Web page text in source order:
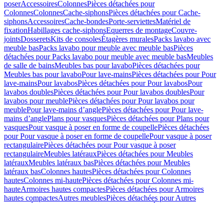
poserAccessoiresColonnesPièces détachées pour
ColonnesColonnesCache-siphonsPièces détachées pour Cache-
siphonsAccessoiresCache-bondesPorte-serviettesMatériel de
fixationHabillages cache-siphonsEquerres de montageCouvre-
jointsDosseretsKits de consolesÉtagères muralesPacks lavabo avec
meuble basPacks lavabo pour meuble avec meuble basPièces
détachées pour Packs lavabo pour meuble avec meuble basMeubles
de salle de bainsMeubles bas pour lavaboPièces détachées pour
Meubles bas pour lavaboPour lave-mainsPièces détachées pour Pour
lave-mainsPour lavabosPièces détachées pour Pour lavabosPour
lavabos doublesPièces détachées pour Pour lavabos doublesPour
lavabos pour meublePièces détachées pour Pour lavabos pour
meublePour lave-mains d’anglePièces détachées pour Pour lave-
mains d’anglePlans pour vasquesPièces détachées pour Plans pour
vasquesPour vasque à poser en forme de coupellePièces détachées
pour Pour vasque à poser en forme de coupellePour vasque à poser
rectangulairePièces détachées pour Pour vasque à poser
rectangulaireMeubles latérauxPièces détachées pour Meubles
latérauxMeubles latéraux basPièces détachées pour Meubles
latéraux basColonnes hautesPièces détachées pour Colonnes
hautesColonnes mi-hautePièces détachées pour Colonnes mi-
hauteArmoires hautes compactesPièces détachées pour Armoires
hautes compactesAutres meublesPièces détachées pour Autres